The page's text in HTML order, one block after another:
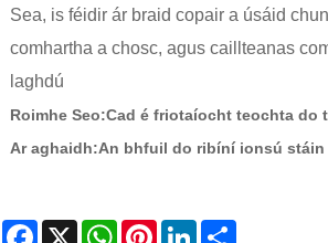
Sea, is féidir ár braid copair a úsáid
comhartha a chosc, agus caillteanas
laghdú
Roimhe Seo:Cad é friotaíocht teochta do
Ar aghaidh:An bhfuil do ribíní ionsú stáin
Facebook
X WhatsAppPinterestLinkedIn